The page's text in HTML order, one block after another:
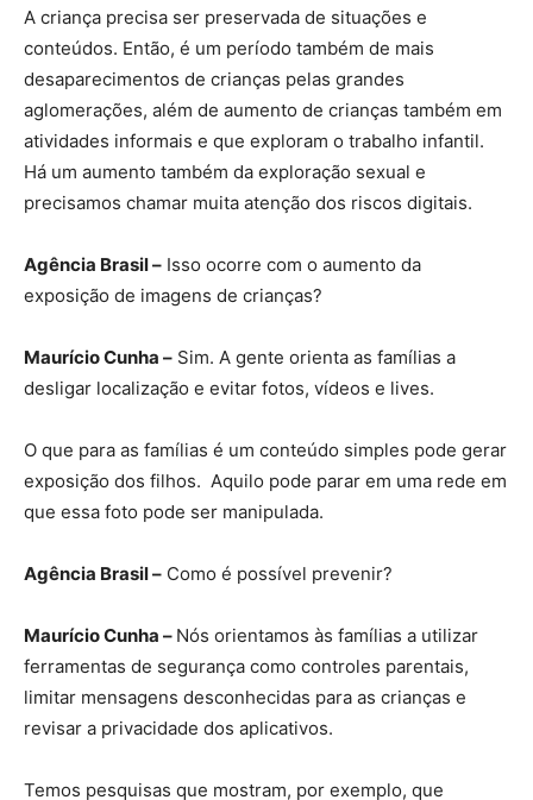
A criança precisa ser preservada de situações e
conteúdos. Então, é um período também de mais
desaparecimentos de crianças pelas grandes
aglomerações, além de aumento de crianças também em
atividades informais e que exploram o trabalho infantil.
Há um aumento também da exploração sexual e
precisamos chamar muita atenção dos riscos digitais.
Agência Brasil – Isso ocorre com o aumento da
exposição de imagens de crianças?
Maurício Cunha – Sim. A gente orienta as famílias a
desligar localização e evitar fotos, vídeos e lives.
O que para as famílias é um conteúdo simples pode gerar
exposição dos filhos. Aquilo pode parar em uma rede em
que essa foto pode ser manipulada.
Agência Brasil – Como é possível prevenir?
Maurício Cunha – Nós orientamos às famílias a utilizar
ferramentas de segurança como controles parentais,
limitar mensagens desconhecidas para as crianças e
revisar a privacidade dos aplicativos.
Temos pesquisas que mostram, por exemplo, que